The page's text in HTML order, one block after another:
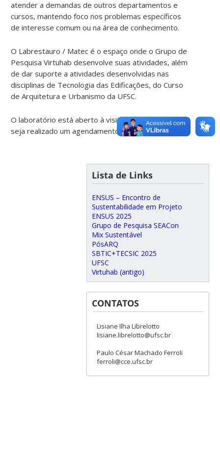
atender a demandas de outros departamentos e
cursos, mantendo foco nos problemas específicos
de interesse comum ou na área de conhecimento.
O Labrestauro / Matec é o espaço onde o Grupo de
Pesquisa Virtuhab desenvolve suas atividades, além
de dar suporte a atividades desenvolvidas nas
disciplinas de Tecnologia das Edificações, do Curso
de Arquitetura e Urbanismo da UFSC.
O laboratório está aberto à visitação bastando que
seja realizado um agendamento com antecedência.
Lista de Links
ENSUS – Encontro de
Sustentabilidade em Projeto
ENSUS 2025
Grupo de Pesquisa SEACon
Mix Sustentável
PósARQ
SBTIC+TECSIC 2025
UFSC
Virtuhab (antigo)
CONTATOS
Lisiane Ilha Librelotto
lisiane.librelotto@ufsc.br
Paulo César Machado Ferroli
ferroli@cce.ufsc.br